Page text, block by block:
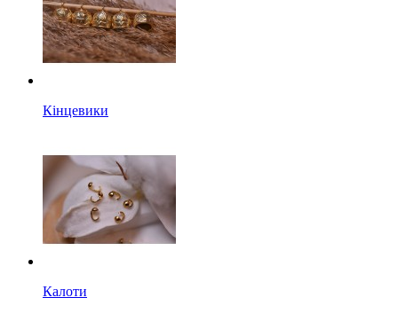
Кінцевики
Калоти